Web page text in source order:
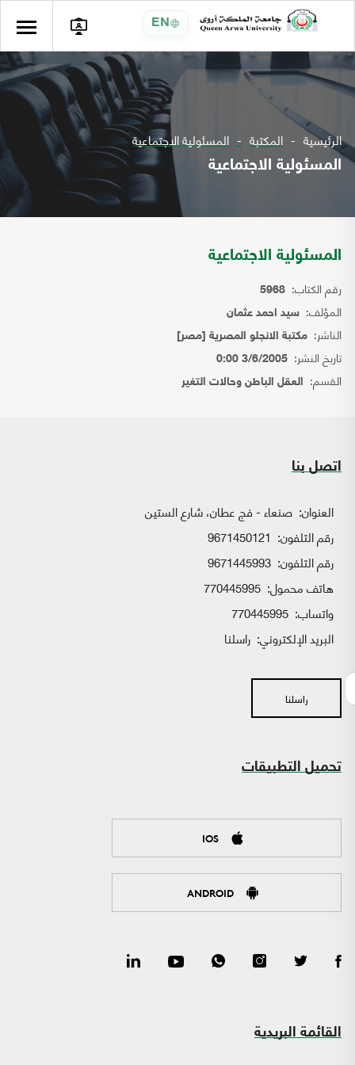
EN
الرئيسية المكتبة المسئولية الاجتماعية
المسئولية الاجتماعية
المسئولية الاجتماعية
رقم الكتاب: 5968
المؤلف: سيد احمد عثمان
الناشر: مكتبة الانجلو المصرية [مصر]
تاريخ النشر: 3/6/2005 0:00
القسم: العقل الباطن وحالات التغير
اتصل بنا
العنوان: صنعاء - فج عطان، شارع الستين
رقم التلفون: 9671450121
رقم التلفون: 9671445993
هاتف محمول: 770445995
واتساب:
البريد الإلكتروني: راسلنا
راسلنا
تحميل التطبيقات
IOS
ANDROID
القائمة البريدية